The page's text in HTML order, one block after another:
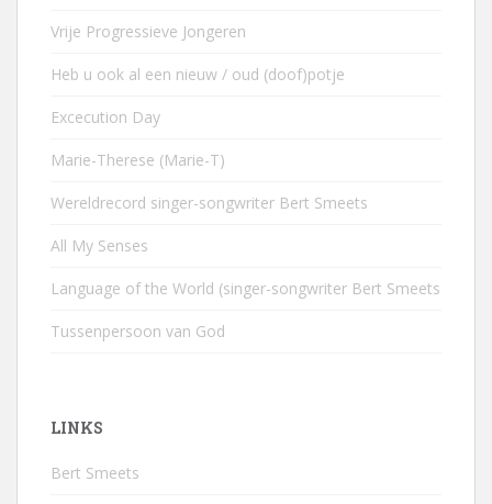
Vrije Progressieve Jongeren
Heb u ook al een nieuw / oud (doof)potje
Excecution Day
Marie-Therese (Marie-T)
Wereldrecord singer-songwriter Bert Smeets
All My Senses
Language of the World (singer-songwriter Bert Smeets
Tussenpersoon van God
LINKS
Bert Smeets